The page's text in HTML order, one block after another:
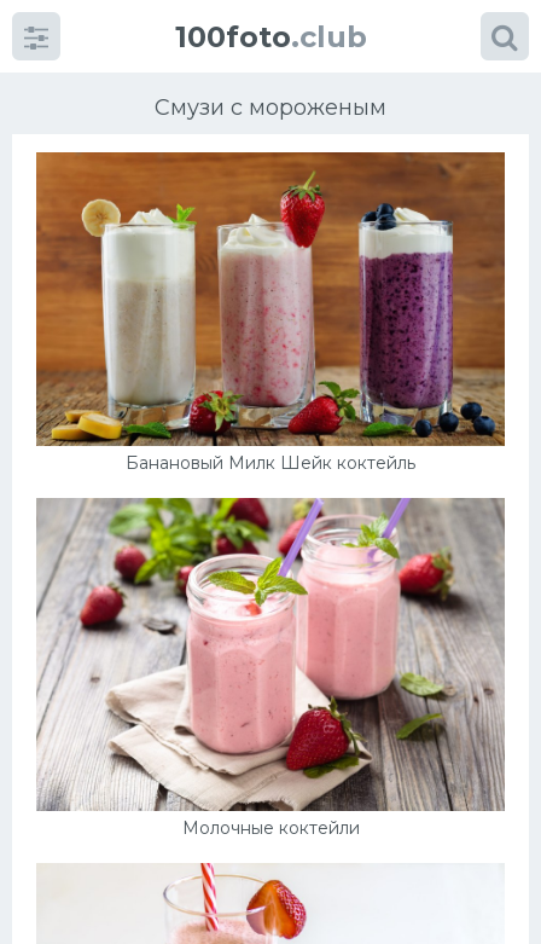
100foto.club
Смузи с мороженым
Банановый Милк Шейк коктейль
Молочные коктейли
Категории картинок
Супы
Мясные блюда
Печенье
Салат
Выпечка
Десерт
Напитки
Дизайн комнаты